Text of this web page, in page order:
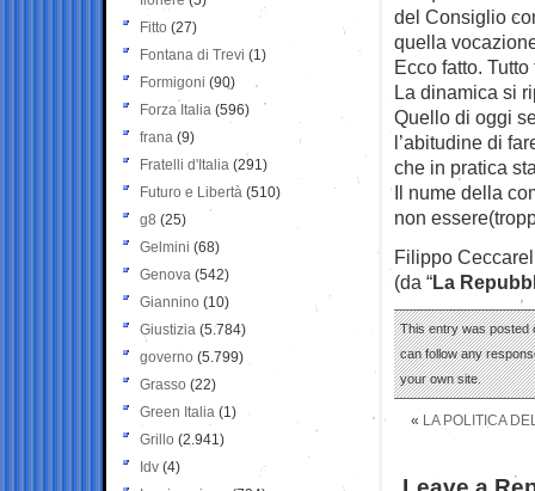
del Consiglio
quella
Ecco fatto. Tutto
La dinamica si
Quello di oggi
l’abitudine di
che in pratica
Il nume della
non
Filippo
(da “La
This entry was posted
can follow any
your own site.
« LA POLITICA
Fitto (27)
Fontana di Trevi (1)
Formigoni (90)
Forza Italia (596)
frana (9)
Fratelli d'Italia (291)
Futuro e Libertà (510)
g8 (25)
Gelmini (68)
Genova (542)
Giannino (10)
Giustizia (5.784)
governo (5.799)
Grasso (22)
Green Italia (1)
Grillo (2.941)
Idv (4)